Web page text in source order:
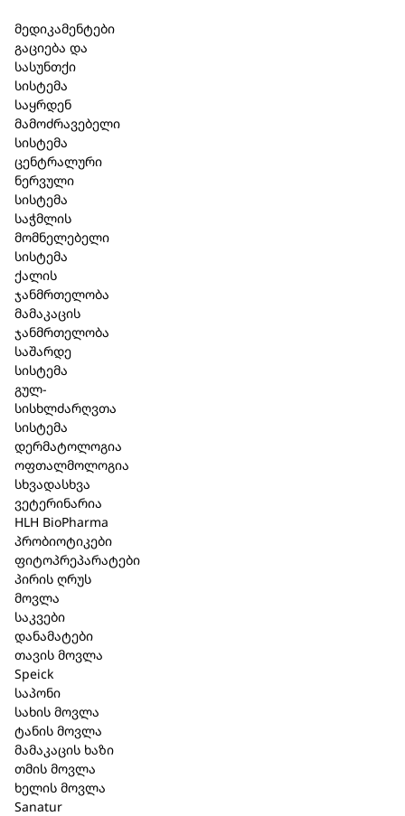
მედიკამენტები
გაციება და
სასუნთქი
სისტემა
საყრდენ
მამოძრავებელი
სისტემა
ცენტრალური
ნერვული
სისტემა
საჭმლის
მომნელებელი
სისტემა
ქალის
ჯანმრთელობა
მამაკაცის
ჯანმრთელობა
საშარდე
სისტემა
გულ-
სისხლძარღვთა
სისტემა
დერმატოლოგია
ოფთალმოლოგია
სხვადასხვა
ვეტერინარია
HLH BioPharma
პრობიოტიკები
ფიტოპრეპარატები
პირის ღრუს
მოვლა
საკვები
დანამატები
თავის მოვლა
Speick
საპონი
სახის მოვლა
ტანის მოვლა
მამაკაცის ხაზი
თმის მოვლა
ხელის მოვლა
Sanatur
ქალის ჯანმრთელობა
ფილტრი
კატეგორიები
დერმატოლოგია
ოფთალმოლოგია
გაციება და სასუნთქი სისტემა
საყრდენ მამოძრავებელი
სისტემა
ცენტრალური ნერვული სისტემა
საჭმლის მომნელებელი სისტემა
მამაკაცის ჯანმრთელობა
საშარდე სისტემა
სხვადასხვა
ვეტერინარია
Speick